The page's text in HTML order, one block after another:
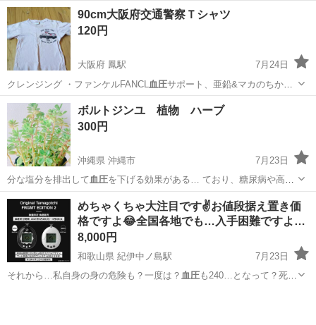
東京 江東区 大島駅 医学、薬学、看護
90cm大阪府交通警察Ｔシャツ
120円
大阪府 鳳駅
7月24日
クレンジング ・ファンケルFANCL 血圧サポート、亜鉛&マカのちから
・トリ…
大阪 堺市 鳳駅 キッズ用品 パトカー
ボルトジンユ 植物 ハーブ
300円
沖縄県 沖縄市
7月23日
分な塩分を排出して血圧を下げる効果がある… ており、糖尿病や高血
圧などの生活習慣病対…
沖縄 沖縄市 その他 ボルトジンユ
めちゃくちゃ大注目です✌お値段据え置き価
格ですよ😂全国各地でも…入手困難ですよ…
8,000円
和歌山県 紀伊中ノ島駅
7月23日
それから…私自身の身の危険も？一度は？ 血圧も240…となって？死に